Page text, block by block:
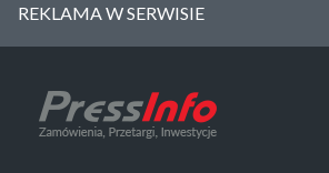
REKLAMA W SERWISIE